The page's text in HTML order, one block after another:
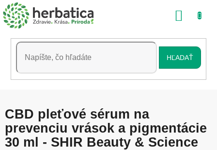
Prejsť
na
obsah
HĽADAŤ
CBD pleťové sérum na
prevenciu vrások a pigmentácie
30 ml - SHIR Beauty & Science